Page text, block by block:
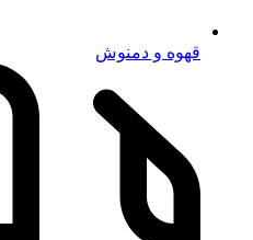
قهوه و دمنوش